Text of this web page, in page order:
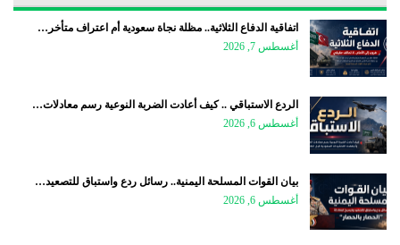
اتفاقية الدفاع الثلاثية.. مظلة نجاة سعودية أم اعتراف متأخر…
أغسطس 7, 2026
الردع الاستباقي .. كيف أعادت الضربة النوعية رسم معادلات…
أغسطس 6, 2026
بيان القوات المسلحة اليمنية.. رسائل ردع واستباق للتصعيد…
أغسطس 6, 2026